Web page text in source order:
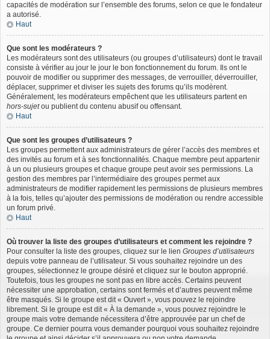
capacités de modération sur l’ensemble des forums, selon ce que le fondateur
a autorisé.
Haut
Que sont les modérateurs ?
Les modérateurs sont des utilisateurs (ou groupes d’utilisateurs) dont le travail
consiste à vérifier au jour le jour le bon fonctionnement du forum. Ils ont le
pouvoir de modifier ou supprimer des messages, de verrouiller, déverrouiller,
déplacer, supprimer et diviser les sujets des forums qu’ils modèrent.
Généralement, les modérateurs empêchent que les utilisateurs partent en
hors-sujetou publient du contenu abusif ou offensant.
Haut
Que sont les groupes d’utilisateurs ?
Les groupes permettent aux administrateurs de gérer l’accès des membres et
des invités au forum et à ses fonctionnalités. Chaque membre peut appartenir
à un ou plusieurs groupes et chaque groupe peut avoir ses permissions. La
gestion des membres par l’intermédiaire des groupes permet aux
administrateurs de modifier rapidement les permissions de plusieurs membres
à la fois, telles qu’ajouter des permissions de modération ou rendre accessible
un forum privé.
Haut
Où trouver la liste des groupes d’utilisateurs et comment les rejoindre ?
Pour consulter la liste des groupes, cliquez sur le lien Groupes d’utilisateurs
depuis votre panneau de l’utilisateur. Si vous souhaitez rejoindre un des
groupes, sélectionnez le groupe désiré et cliquez sur le bouton approprié.
Toutefois, tous les groupes ne sont pas en libre accès. Certains peuvent
nécessiter une approbation, certains sont fermés et d’autres peuvent même
être masqués. Si le groupe est dit « Ouvert », vous pouvez le rejoindre
librement. Si le groupe est dit « À la demande », vous pouvez rejoindre le
groupe mais votre demande nécessitera d’être approuvée par un chef de
groupe. Ce dernier pourra vous demander pourquoi vous souhaitez rejoindre